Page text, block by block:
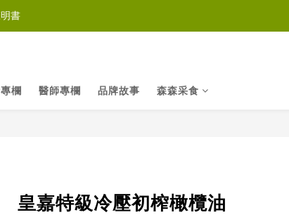
書
欄 醫師專欄 品牌故事 森森采食
皇嘉特級冷壓初榨橄欖油